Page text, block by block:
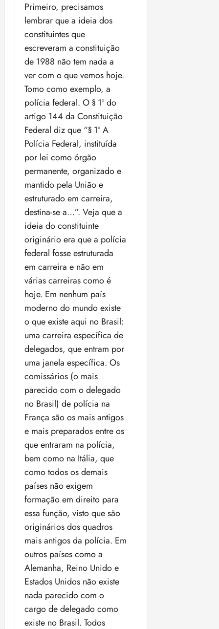
Primeiro, precisamos
lembrar que a ideia dos
constituintes que
escreveram a constituição
de 1988 não tem nada a
ver com o que vemos hoje.
Tomo como exemplo, a
polícia federal. O § 1º do
artigo 144 da Constituição
Federal diz que “§ 1º A
Polícia Federal, instituída
por lei como órgão
permanente, organizado e
mantido pela União e
estruturado em carreira,
destina-se a…”. Veja que a
ideia do constituinte
originário era que a polícia
federal fosse estruturada
em carreira e não em
várias carreiras como é
hoje. Em nenhum país
moderno do mundo existe
o que existe aqui no Brasil:
uma carreira específica de
delegados, que entram por
uma janela específica. Os
comissários (o mais
parecido com o delegado
no Brasil) de polícia na
França são os mais antigos
e mais preparados entre os
que entraram na polícia,
bem como na Itália, que
como todos os demais
países não exigem
formação em direito para
essa função, visto que são
originários dos quadros
mais antigos da polícia. Em
outros países como a
Alemanha, Reino Unido e
Estados Unidos não existe
nada parecido com o
cargo de delegado como
existe no Brasil. Todos